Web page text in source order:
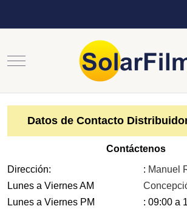
Mobile Menu Toggle
Datos de Contacto
Contáctenos
Dirección:
Lunes a Viernes AM
Lunes a Viernes PM
: Manuel
: 09:00 a